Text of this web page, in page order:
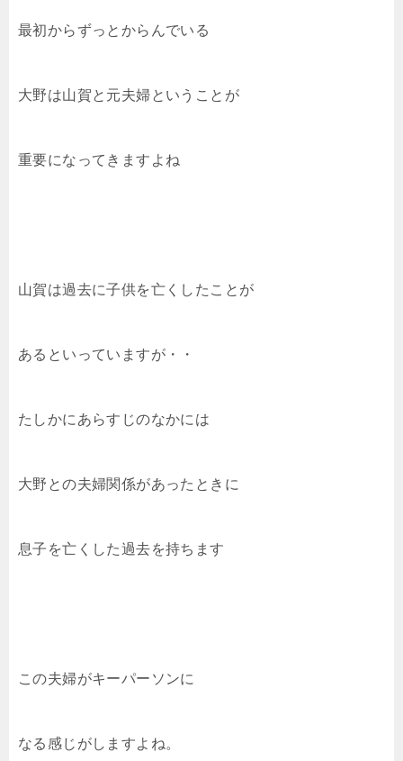
最初からずっとからんでいる
大野は山賀と元夫婦ということが
重要になってきますよね
山賀は過去に子供を亡くしたことが
あるといっていますが・・
たしかにあらすじのなかには
大野との夫婦関係があったときに
息子を亡くした過去を持ちます
この夫婦がキーパーソンに
なる感じがしますよね。